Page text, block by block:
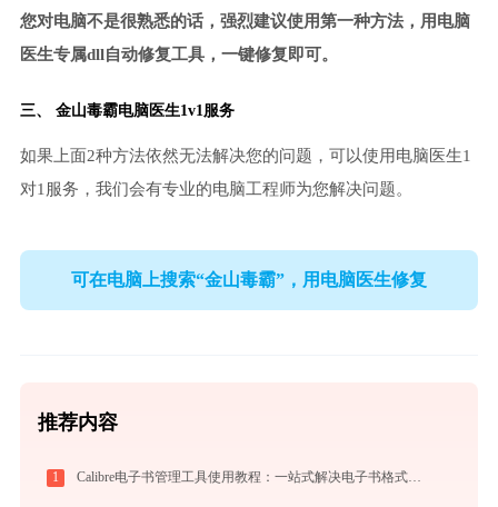
您对电脑不是很熟悉的话，强烈建议使用第一种方法，用电脑
医生专属dll自动修复工具，一键修复即可。
三、 金山毒霸电脑医生1v1服务
如果上面2种方法依然无法解决您的问题，可以使用电脑医生1
对1服务，我们会有专业的电脑工程师为您解决问题。
可在电脑上搜索“金山毒霸”，用电脑医生修复
推荐内容
1 Calibre电子书管理工具使用教程：一站式解决电子书格式转换、元数据管理与设备同步